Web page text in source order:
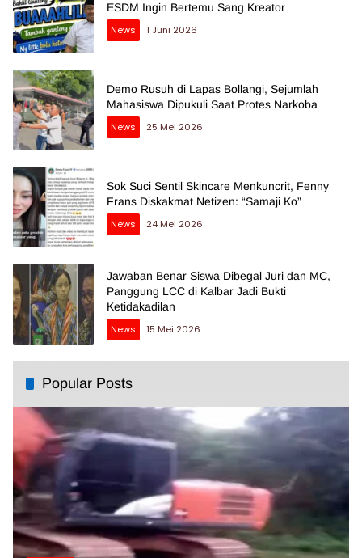
ESDM Ingin Bertemu Sang Kreator
News
1 Juni 2026
Demo Rusuh di Lapas Bollangi, Sejumlah
Mahasiswa Dipukuli Saat Protes Narkoba
News
25 Mei 2026
Sok Suci Sentil Skincare Menkuncrit, Fenny
Frans Diskakmat Netizen: “Samaji Ko”
News
24 Mei 2026
Jawaban Benar Siswa Dibegal Juri dan MC,
Panggung LCC di Kalbar Jadi Bukti
Ketidakadilan
News
15 Mei 2026
Popular Posts